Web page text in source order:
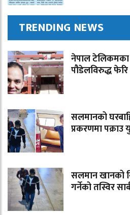
TRENDING NEWS
नेपाल टेलिकमका
पौडेलविरुद्ध फेरि
सलमानको
प्रकरणमा
सलमान खानको
गर्नेको तस्विर